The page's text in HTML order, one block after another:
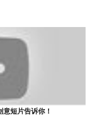
意短片告诉你！